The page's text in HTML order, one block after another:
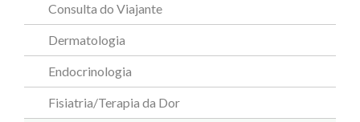
Consulta do Viajante
Dermatologia
Endocrinologia
Fisiatria/Terapia da Dor